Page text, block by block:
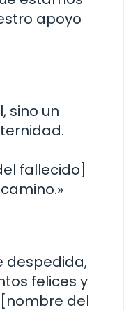
apoyo
sino un
fallecido]
despedida,
felices y
del